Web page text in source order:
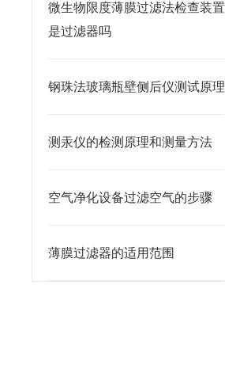
微生物限度薄膜过滤法检查装置
是过滤器吗
钢珠法玻璃瓶壁侧后仪测试原理
测汞仪的检测原理和测量方法
空气净化设备过滤空气的步骤
薄膜过滤器的适用范围